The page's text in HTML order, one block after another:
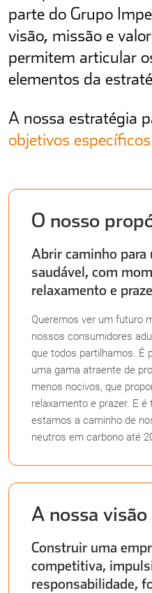
Não Contrabando
parte do Grupo
visão, missão e
permitem articular
elementos da
A nossa estratégia
objetivos específicos
O nosso
Abrir caminho
saudável, com
relaxamento e
Queremos ver um futuro
nossos consumidores
que todos partilhamos. É
uma gama atraente de
menos nocivos, que
relaxamento e prazer. E
estamos a caminho de
neutros em carbono até
A nossa visão
Construir uma
competitiva,
responsabilidade,